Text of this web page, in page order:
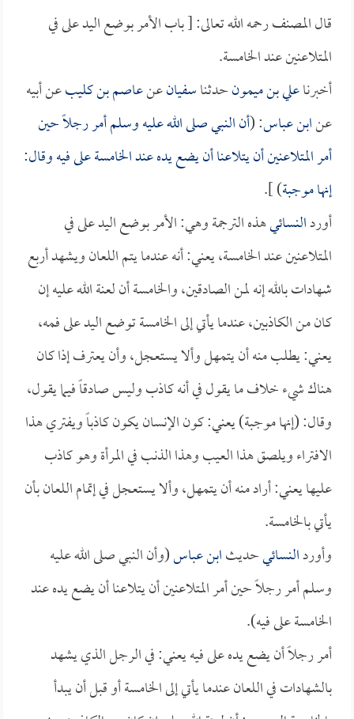
قال المصنف رحمه الله تعالى: [ باب الأمر بوضع اليد على في
المتلاعنين عند الخامسة.
أخبرناعلي بن ميمونحدثناسفيانعنعاصم بن كليبعن أبيه
عنابن عباس: (أن النبي صلى الله عليه وسلم أمر رجلاً حين
أمر المتلاعنين أن يتلاعنا أن يضع يده عند الخامسة على فيه وقال:
إنها موجبة) ].
أوردالنسائيهذه الترجمة وهي: الأمر بوضع اليد على في
المتلاعنين عند الخامسة، يعني: أنه عندما يتم اللعان ويشهد أربع
شهادات بالله إنه لمن الصادقين، والخامسة أن لعنة الله عليه إن
كان من الكاذبين، عندما يأتي إلى الخامسة توضع اليد على فمه،
يعني: يطلب منه أن يتمهل وألا يستعجل، وأن يعترف إذا كان
هناك شيء خلاف ما يقول في أنه كاذب وليس صادقاً فيما يقول،
وقال: (إنها موجبة) يعني: كون الإنسان يكون كاذباً ويفتري هذا
الافتراء ويلصق هذا العيب وهذا الذنب في المرأة وهو كاذب
عليها يعني: أراد منه أن يتمهل، وألا يستعجل في إتمام اللعان بأن
يأتي بالخامسة.
وأوردالنسائيحديثابن عباس(وأن النبي صلى الله عليه
وسلم أمر رجلاً حين أمر المتلاعنين أن يتلاعنا أن يضع يده عند
الخامسة على فيه).
أمر رجلاً أن يضع يده على فيه يعني: في الرجل الذي يشهد
بالشهادات في اللعان عندما يأتي إلى الخامسة أو قبل أن يبدأ